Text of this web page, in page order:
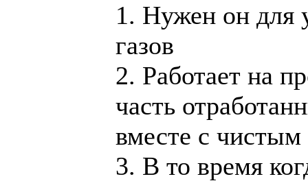
1. Нужен он для
газов
2. Работает на
часть
вместе с чистым
3. В то время